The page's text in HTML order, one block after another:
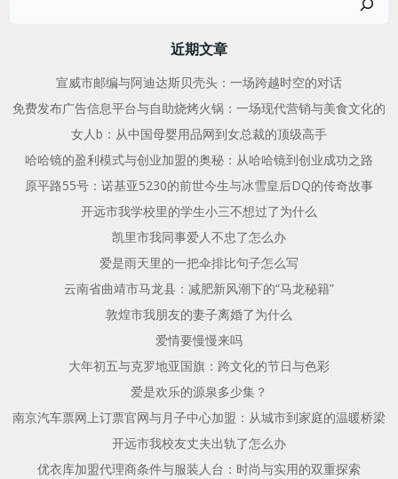
航
近期文章
宣威市邮编与阿迪达斯贝壳头：一场跨越时空的对话
免费发布广告信息平台与自助烧烤火锅：一场现代营销与美食文化的
女人b：从中国母婴用品网到女总裁的顶级高手
哈哈镜的盈利模式与创业加盟的奥秘：从哈哈镜到创业成功之路
原平路55号：诺基亚5230的前世今生与冰雪皇后DQ的传奇故事
开远市我学校里的学生小三不想过了为什么
凯里市我同事爱人不忠了怎么办
爱是雨天里的一把伞排比句子怎么写
云南省曲靖市马龙县：减肥新风潮下的“马龙秘籍”
敦煌市我朋友的妻子离婚了为什么
爱情要慢慢来吗
大年初五与克罗地亚国旗：跨文化的节日与色彩
爱是欢乐的源泉多少集？
南京汽车票网上订票官网与月子中心加盟：从城市到家庭的温暖桥梁
开远市我校友丈夫出轨了怎么办
优衣库加盟代理商条件与服装人台：时尚与实用的双重探索